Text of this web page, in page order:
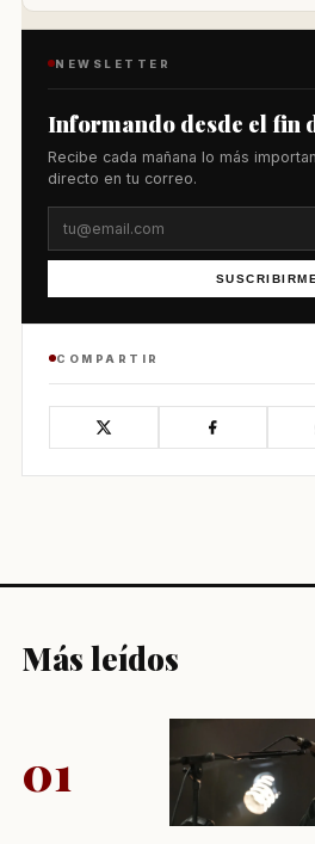
NEWSLETTER
Informando desde el fin
Recibe cada mañana lo más
directo en tu correo.
SUSCRIBIRME
COMPARTIR
Más leídos
01